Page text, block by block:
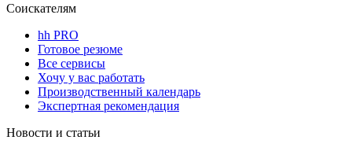
Соискателям
hh PRO
Готовое резюме
Все сервисы
Хочу у вас работать
Производственный календарь
Экспертная рекомендация
Новости и статьи